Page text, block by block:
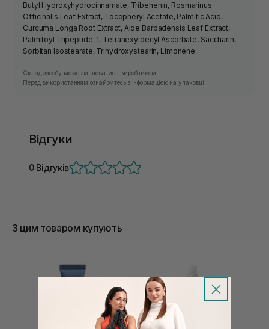
Butyl Hydroxyhydrocinnamate, Tribehenin, Rosmarinus
Officinalis Leaf Extract, Tocopheryl Acetate, Palmitic Acid,
Curcuma Longa Root Extract, Aloe Barbadensis Leaf Extract,
Palmitoyl Tripeptide-1, Tetrahexyldecyl Ascorbate, Saccharin,
Sorbitan Isostearate, Trihydroxystearin, Limonene.
Склад засобу може змінюватись виробником.
Перед використанням ознайомтесь з інформацією на упаковці.
Відгуки
0 Відгуків
З цим товаром купують